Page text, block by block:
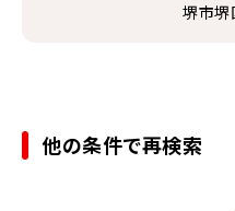
堺市堺
他の条件で再検索